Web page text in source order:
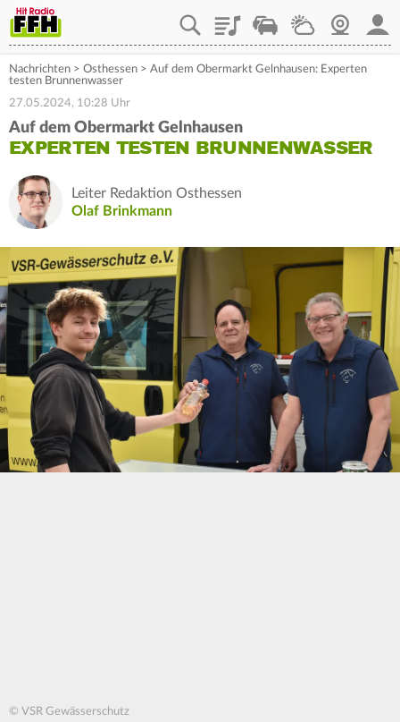
PlaylistStaupilotWetterWebcam
Nachrichten > Osthessen > Auf dem Obermarkt Gelnhausen: Experten
testen Brunnenwasser
27.05.2024, 10:28 Uhr
Auf dem Obermarkt Gelnhausen
EXPERTEN TESTEN BRUNNENWASSER
Leiter Redaktion Osthessen
Olaf Brinkmann
© VSR Gewässerschutz